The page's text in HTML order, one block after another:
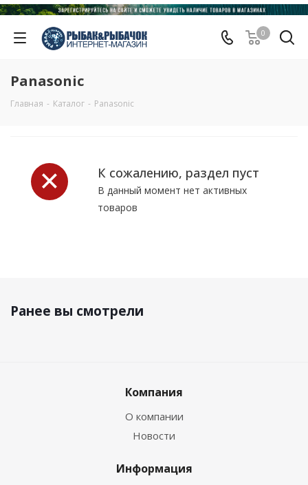
0
Panasonic
Главная - Каталог - Panasonic
К сожалению, раздел пуст
В данный момент нет активных
товаров
Ранее вы смотрели
Компания
О компании
Новости
Информация